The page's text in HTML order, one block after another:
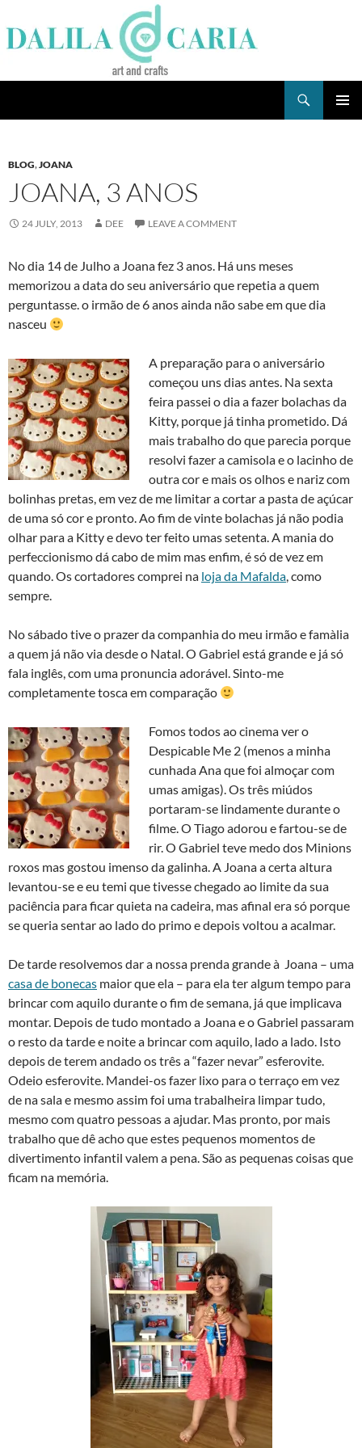
to
content
BLOG,JOANA
JOANA, 3 ANOS
24 JULY, 2013 DEE LEAVE A COMMENT
No dia 14 de Julho a Joana fez 3 anos. Há uns meses
memorizou a data do seu aniversário que repetia a quem
perguntasse. o irmão de 6 anos ainda não sabe em que dia
nasceu
A preparação para o aniversário
começou uns dias antes. Na sexta
feira passei o dia a fazer bolachas da
Kitty, porque já tinha prometido. Dá
mais trabalho do que parecia porque
resolvi fazer a camisola e o lacinho de
outra cor e mais os olhos e nariz com
bolinhas pretas, em vez de me limitar a cortar a pasta de açúcar
de uma só cor e pronto. Ao fim de vinte bolachas já não podia
olhar para a Kitty e devo ter feito umas setenta. A mania do
perfeccionismo dá cabo de mim mas enfim, é só de vez em
quando. Os cortadores comprei na loja da Mafalda, como
sempre.
No sábado tive o prazer da companhia do meu irmão e famà­lia
a quem já não via desde o Natal. O Gabriel está grande e já só
fala inglês, com uma pronuncia adorável. Sinto-me
completamente tosca em comparação
Fomos todos ao cinema ver o
Despicable Me 2 (menos a minha
cunhada Ana que foi almoçar com
umas amigas). Os três miúdos
portaram-se lindamente durante o
filme. O Tiago adorou e fartou-se de
rir. O Gabriel teve medo dos Minions
roxos mas gostou imenso da galinha. A Joana a certa altura
levantou-se e eu temi que tivesse chegado ao limite da sua
paciência para ficar quieta na cadeira, mas afinal era só porque
se queria sentar ao lado do primo e depois voltou a acalmar.
De tarde resolvemos dar a nossa prenda grande à Joana – uma
casa de bonecas maior que ela – para ela ter algum tempo para
brincar com aquilo durante o fim de semana, já que implicava
montar. Depois de tudo montado a Joana e o Gabriel passaram
o resto da tarde e noite a brincar com aquilo, lado a lado. Isto
depois de terem andado os três a “fazer nevar” esferovite.
Odeio esferovite. Mandei-os fazer lixo para o terraço em vez
de na sala e mesmo assim foi uma trabalheira limpar tudo,
mesmo com quatro pessoas a ajudar. Mas pronto, por mais
trabalho que dê acho que estes pequenos momentos de
divertimento infantil valem a pena. São as pequenas coisas que
ficam na memória.